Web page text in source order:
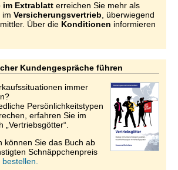
im Extrablatt erreichen Sie mehr als
im Versicherungsvertrieb , überwiegend
Über die Konditionen informieren
Kundengespräche führen
immer
Persönlichkeitstypen
erfahren Sie im
„Vertriebsgötter“.
können Sie das Buch ab
Schnäppchenpreis